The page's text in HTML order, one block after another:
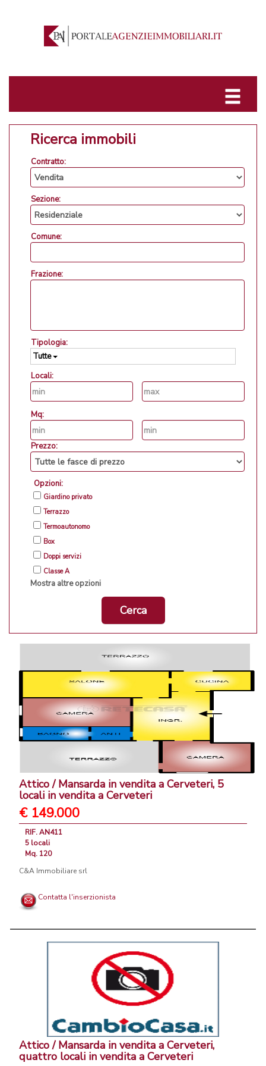
Ricerca immobili
Contratto:
Sezione:
Comune:
Frazione:
Tipologia:
Tutte
Locali:
Mq:
Prezzo:
Opzioni:
Giardino privato
Terrazzo
Termoautonomo
Box
Doppi servizi
Classe A
Mostra altre opzioni
Cerca
Attico / Mansarda in vendita a Cerveteri, 5
locali in vendita a Cerveteri
€ 149.000
RIF. AN411
5 locali
Mq. 120
C&A Immobiliare srl
Contatta l'inserzionista
Attico / Mansarda in vendita a Cerveteri,
quattro locali in vendita a Cerveteri